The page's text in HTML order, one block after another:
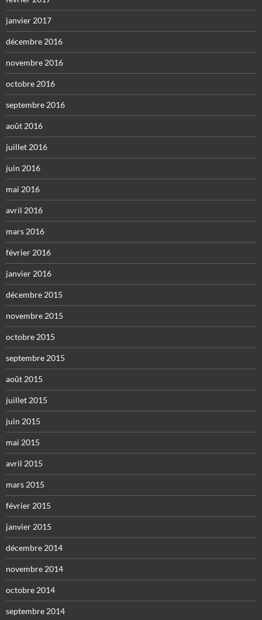
janvier 2017
décembre 2016
novembre 2016
octobre 2016
septembre 2016
août 2016
juillet 2016
juin 2016
mai 2016
avril 2016
mars 2016
février 2016
janvier 2016
décembre 2015
novembre 2015
octobre 2015
septembre 2015
août 2015
juillet 2015
juin 2015
mai 2015
avril 2015
mars 2015
février 2015
janvier 2015
décembre 2014
novembre 2014
octobre 2014
septembre 2014